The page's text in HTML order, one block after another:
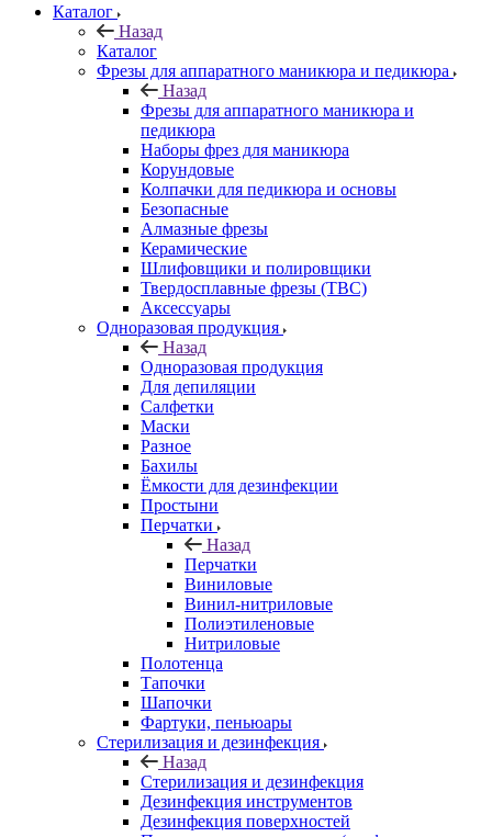
Каталог
Назад
Каталог
Фрезы для аппаратного маникюра и педикюра
Назад
Фрезы для аппаратного маникюра и
педикюра
Наборы фрез для маникюра
Корундовые
Колпачки для педикюра и основы
Безопасные
Алмазные фрезы
Керамические
Шлифовщики и полировщики
Твердосплавные фрезы (ТВС)
Аксессуары
Одноразовая продукция
Назад
Одноразовая продукция
Для депиляции
Салфетки
Маски
Разное
Бахилы
Ёмкости для дезинфекции
Простыни
Перчатки
Назад
Перчатки
Виниловые
Винил-нитриловые
Полиэтиленовые
Нитриловые
Полотенца
Тапочки
Шапочки
Фартуки, пеньюары
Стерилизация и дезинфекция
Назад
Стерилизация и дезинфекция
Дезинфекция инструментов
Дезинфекция поверхностей